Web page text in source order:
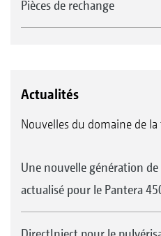
Pièces de rechange
Actualités
Nouvelles du domaine de
Une nouvelle génération
actualisé pour le Pantera